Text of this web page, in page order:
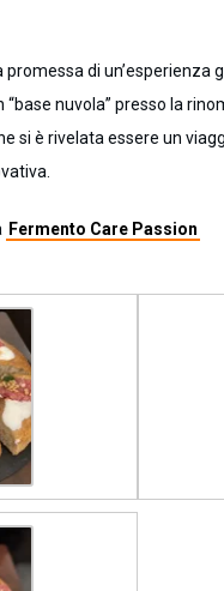
di un’esperienza
nuvola” presso la
si è rivelata essere un
Fermento Care Passion